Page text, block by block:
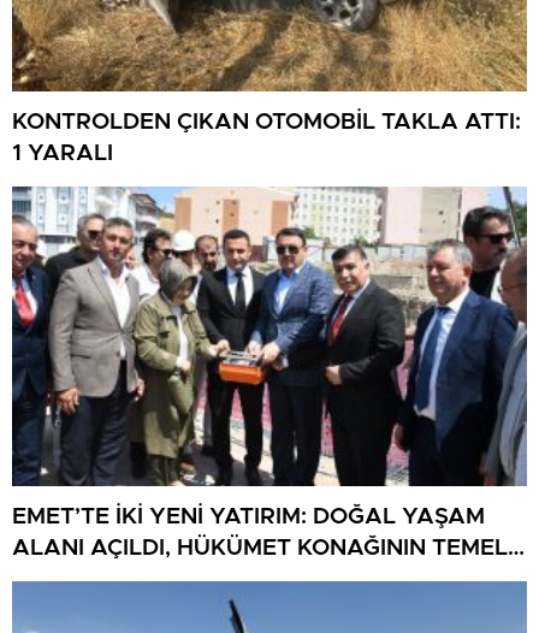
KONTROLDEN ÇIKAN OTOMOBİL TAKLA ATTI:
1 YARALI
EMET’TE İKİ YENİ YATIRIM: DOĞAL YAŞAM
ALANI AÇILDI, HÜKÜMET KONAĞININ TEMELİ
ATILDI